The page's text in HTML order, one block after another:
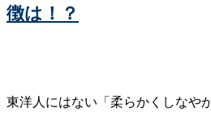
徴は！？
東洋人にはない「柔らかくしなや